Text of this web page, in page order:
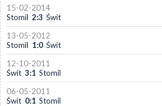
15-02-2014
Stomil 2:3 Świt
13-05-2012
Stomil 1:0 Świt
12-10-2011
Świt 3:1 Stomil
06-05-2011
Świt 0:1 Stomil